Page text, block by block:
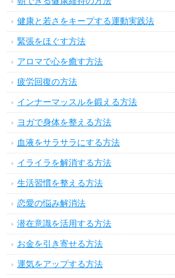
健康と若さをキープする運動実践法
緊張をほぐす方法
アロマで心を癒す方法
疲労回復の方法
インナーマッスルを鍛える方法
ヨガで身体を整える方法
血液をサラサラにする方法
イライラを解消する方法
生活習慣を整える方法
恋愛の悩み解消法
潜在意識を活用する方法
お金を引き寄せる方法
運気をアップする方法